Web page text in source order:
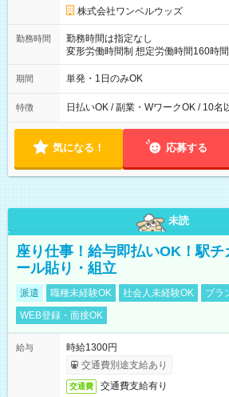
株式会社ワンベルウッズ
勤務時間
勤務時間は指定なし
変形労働時間制 想定労働時間160時間/月 【シフト例】 ・
00～20：00
期間 単発・1日のみOK
特徴 日払いOK / 副業・WワークOK / 10名
気になる！ 応募する
未読
座り仕事！給与即払いOK！駅
ール貼り・組立
派遣 職種未経験OK 社会人未経験OK
ブラ
WEB登録・面接OK
給与
時給1300円
交通費別途支給あり
交通費 交通費支給有り